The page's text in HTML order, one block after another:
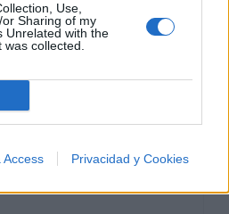
Use,
Sharing of my
Unrelated with the
collected.
Access Privacidad y Cookies